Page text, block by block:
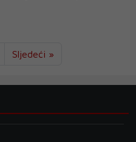
Sljedeći »